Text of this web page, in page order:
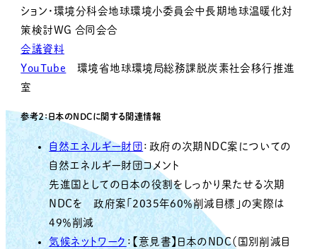
ション・環境分科会地球環境小委員会中長期地球温暖化対
策検討WG 合同会合
会議資料
YouTube 環境省地球環境局総務課脱炭素社会移行推進
室
参考２：日本のNDCに関する関連情報
自然エネルギー財団 ：政府の次期NDC案についての
自然エネルギー財団コメント
先進国としての日本の役割をしっかり果たせる次期
NDCを 政府案「2035年60％削減目標」の実際は
49％削減
気候ネットワーク ：【意見書】日本のNDC（国別削減目